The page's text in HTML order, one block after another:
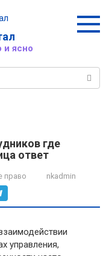
и ясно
где
ответ
право nkadmin
управления,